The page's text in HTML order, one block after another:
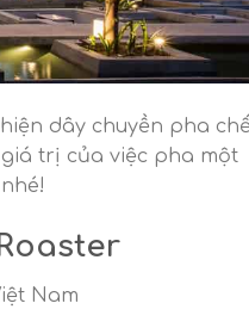
dây chuyền pha chế
trị của việc pha một
Nam